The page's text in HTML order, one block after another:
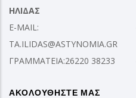
ΗΛΙΔΑΣ
E-MAIL:
TA.ILIDAS@ASTYNOMIA.GR
ΓΡΑΜΜΑΤΕΙΑ:26220 38233
ΑΚΟΛΟΥΘΗΣΤΕ ΜΑΣ